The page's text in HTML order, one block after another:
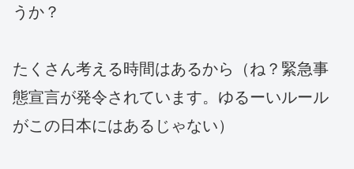
うか？
たくさん考える時間はあるから（ね？緊急事
態宣言が発令されています。ゆるーいルール
がこの日本にはあるじゃない）